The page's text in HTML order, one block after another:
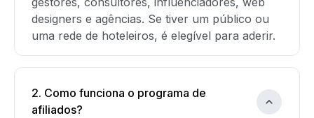
designers e agências. Se tiver um público ou
uma rede de hoteleiros, é elegível para aderir.
2. Como funciona o programa de
afiliados?